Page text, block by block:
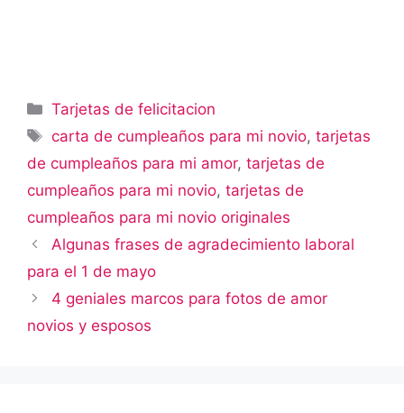
Categorías
Tarjetas de felicitacion
Etiquetas
carta de cumpleaños para mi novio,tarjetas
de cumpleaños para mi amor, tarjetas de
cumpleaños para mi novio, tarjetas de
cumpleaños para mi novio originales
Algunas frases de agradecimiento laboral
para el 1 de mayo
4 geniales marcos para fotos de amor
novios y esposos